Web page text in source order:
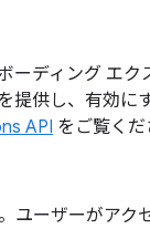
ディング エク
提供し、有効
API をご覧くだ
ユーザーがアク